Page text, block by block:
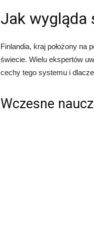
Jak wygląda
Finlandia, kraj położony na
świecie. Wielu ekspertów
cechy tego systemu i
Wczesne